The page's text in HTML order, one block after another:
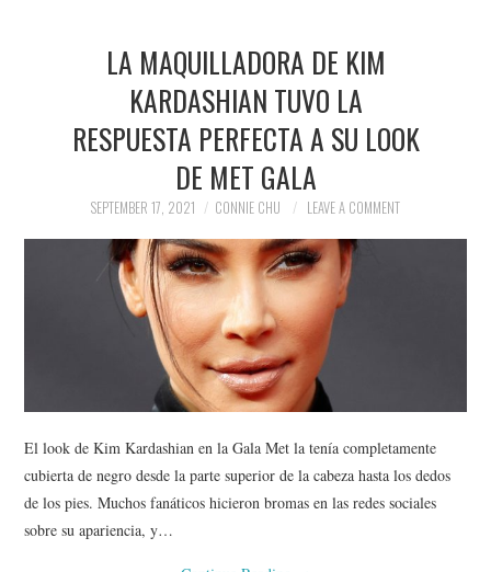
LA MAQUILLADORA DE KIM
KARDASHIAN TUVO LA
RESPUESTA PERFECTA A SU LOOK
DE MET GALA
SEPTEMBER 17, 2021 CONNIE CHU LEAVE A COMMENT
El look de Kim Kardashian en la Gala Met la tenía completamente
cubierta de negro desde la parte superior de la cabeza hasta los dedos
de los pies. Muchos fanáticos hicieron bromas en las redes sociales
sobre su apariencia, y…